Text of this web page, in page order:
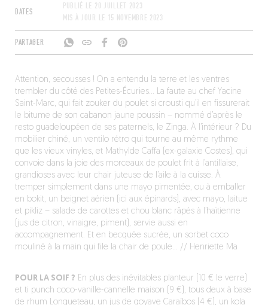
DATES
PUBLIÉ LE 20 JUILLET 2023
MIS À JOUR LE
15 NOVEMBRE 2023
PARTAGER
Attention, secousses ! On a entendu la terre et les ventres
trembler du côté des Petites-Écuries… La faute au chef Yacine
Saint-Marc, qui fait zouker du poulet si crousti qu’il en fissurerait
le bitume de son cabanon jaune poussin – nommé d’après le
resto guadeloupéen de ses paternels, le Zinga. À l’intérieur ? Du
mobilier chiné, un ventilo rétro qui tourne au même rythme
que les vieux vinyles, et Mathylde Caffa (ex-galaxie Costes), qui
convoie dans la joie des morceaux de poulet frit à l’antillaise,
grandioses avec leur chair juteuse de l’aile à la cuisse. À
tremper simplement dans une mayo pimentée, ou à emballer
en bokit, un beignet aérien (ici aux épinards), avec mayo, laitue
et pikliz – salade de carottes et chou blanc râpés à l’haïtienne
(jus de citron, vinaigre, piment), servie aussi en
accompagnement. Et en becquée sucrée, un sorbet coco
mouliné à la main qui file la chair de poule… // Henriette Ma
POUR LA SOIF ? En plus des inévitables planteur (10 € le verre)
et ti punch coco-vanille-cannelle maison (9 €), tous deux à base
de rhum Longueteau, un jus de goyave Caraïbos (4 €), un kola